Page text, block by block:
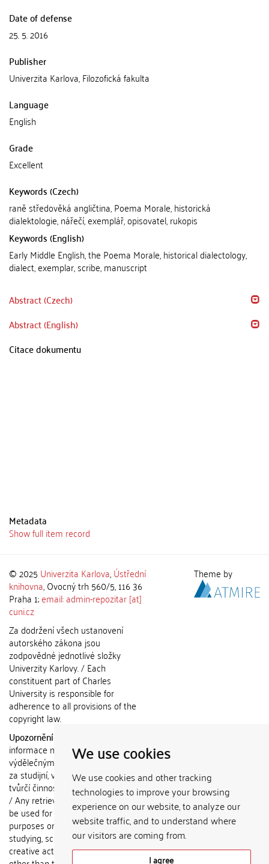
We use cookies
We use cookies and other tracking
technologies to improve your browsing
experience on our website, to analyze our
website traffic, and to understand where
our visitors are coming from.
I agree
Date of defense
25. 5. 2016
Publisher
Univerzita Karlova, Filozofická fakulta
Language
English
Grade
Excellent
Keywords (Czech)
raně středověká angličtina, Poema Morale, historická
dialektologie, nářečí, exemplář, opisovatel, rukopis
Keywords (English)
Early Middle English, the Poema Morale, historical dialectology,
dialect, exemplar, scribe, manuscript
Abstract (Czech)
Abstract (English)
Citace dokumentu
Metadata
Show full item record
© 2025 Univerzita Karlova,Ústřední
knihovna, Ovocný trh 560/5, 116 36
Praha 1;email: admin-repozitar [at]
cuni.cz
Za dodržení všech ustanovení
autorského zákona jsou
zodpovědné jednotlivé složky
Univerzity Karlovy. / Each
constituent part of Charles
University is responsible for
adherence to all provisions of the
copyright law.
Upozornění / Notice:
informace nemohou být použity k
výdělečným účelům nebo vydávány
za studijní, vědeckou nebo jinou
tvůrčí činnost jiné osoby než autora.
/ Any retrieved information shall not
be used for any commercial
purposes or claimed as results of
studying, scientific or any other
creative activities of any person
Theme by